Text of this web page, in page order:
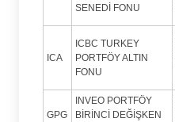
SENEDİ FONU
ICA
ICBC TURKEY
PORTFÖY ALTIN
FONU
GPG
INVEO PORTFÖY
BİRİNCİ DEĞİŞKEN